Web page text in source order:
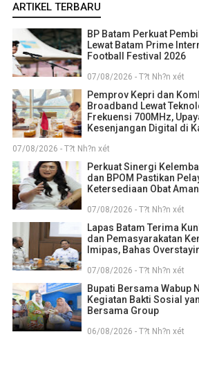
ARTIKEL TERBARU
BP Batam Perkuat
Lewat Batam Prime
Football Festival 2026
07/08/2026 - T?t Nh?n xét
Pemprov Kepri dan
Broadband Lewat
Frekuensi 700MHz,
Kesenjangan Digital di
07/08/2026 - T?t Nh?n xét
Perkuat Sinergi
dan BPOM Pastikan
Ketersediaan Obat Aman
07/08/2026 - T?t Nh?n xét
Lapas Batam Terima
dan Pemasyarakatan
Imipas, Bahas
07/08/2026 - T?t Nh?n xét
Bupati Bersama Wabup
Kegiatan Bakti Sosial
Bersama Group
06/08/2026 - T?t Nh?n xét